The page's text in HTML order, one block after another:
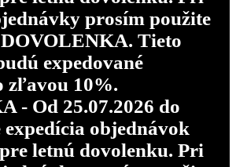
prosím použite
Tieto
expedované
zľavou 10%.
- Od 25.07.2026 do
expedícia objednávok
letnú dovolenku. Pri